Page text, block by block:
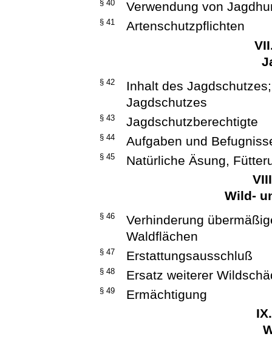
§ 40 Verwendung von
§ 41
Artenschutzpflichten
§ 42
Inhalt des
Jagdschutzes
§ 43 Jagdschutzberechtigte
§ 44 Aufgaben und
§ 45
Natürliche Äsung,
Wild-
§ 46
Verhinderung
Waldflächen
§ 47 Erstattungsausschluß
§ 48 Ersatz weiterer
§ 49
Ermächtigung